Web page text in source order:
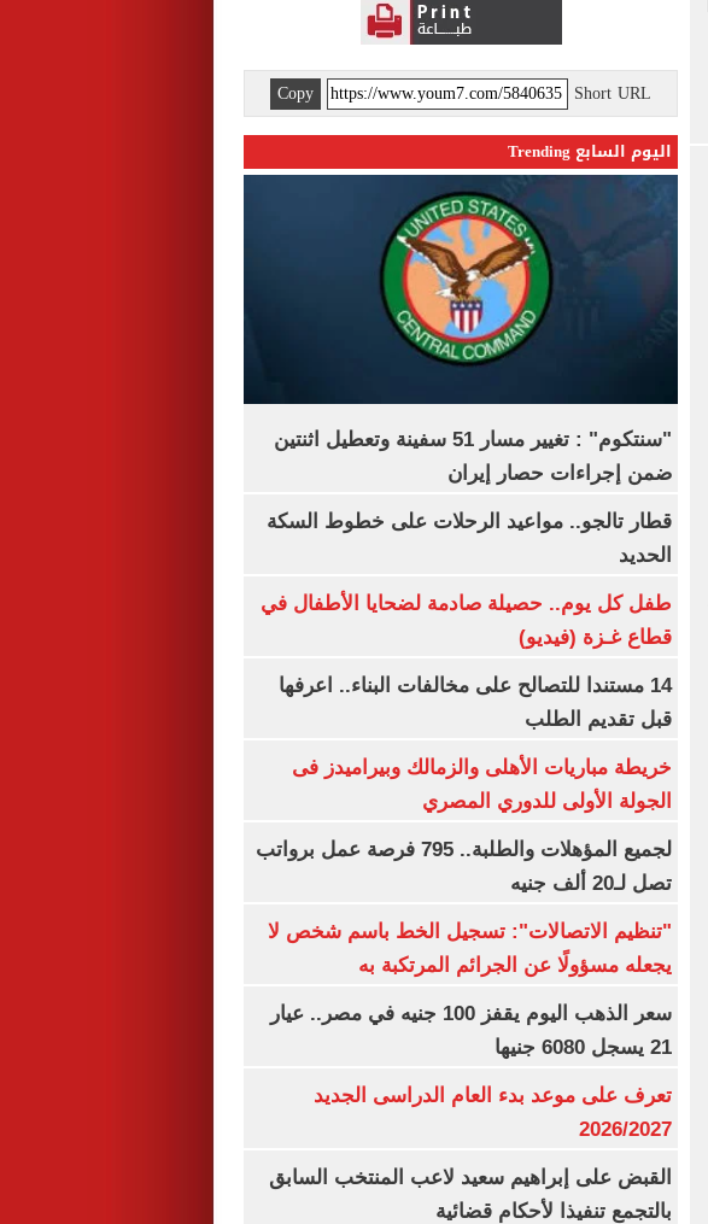
Short URL
Copy
اليوم السابع Trending
"سنتكوم" : تغيير مسار 51 سفينة وتعطيل اثنتين
ضمن إجراءات حصار إيران
قطار تالجو.. مواعيد الرحلات على خطوط السكة
الحديد
طفل كل يوم.. حصيلة صادمة لضحايا الأطفال في
قطاع غـزة (فيديو)
14 مستندا للتصالح على مخالفات البناء.. اعرفها
قبل تقديم الطلب
خريطة مباريات الأهلى والزمالك وبيراميدز فى
الجولة الأولى للدوري المصري
لجميع المؤهلات والطلبة.. 795 فرصة عمل برواتب
تصل لـ20 ألف جنيه
"تنظيم الاتصالات": تسجيل الخط باسم شخص لا
يجعله مسؤولًا عن الجرائم المرتكبة به
سعر الذهب اليوم يقفز 100 جنيه في مصر.. عيار
21 يسجل 6080 جنيها
تعرف على موعد بدء العام الدراسى الجديد
2026/2027
القبض على إبراهيم سعيد لاعب المنتخب السابق
بالتجمع تنفيذا لأحكام قضائية